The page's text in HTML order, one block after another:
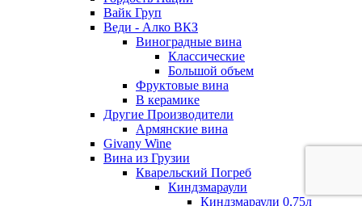
Вайк Груп
Веди - Алко ВКЗ
Виноградные вина
Классические
Большой объем
Фруктовые вина
В керамике
Другие Производители
Армянские вина
Givany Wine
Вина из Грузии
Кварельский Погреб
Киндзмараули
Киндзмараули 0,75л